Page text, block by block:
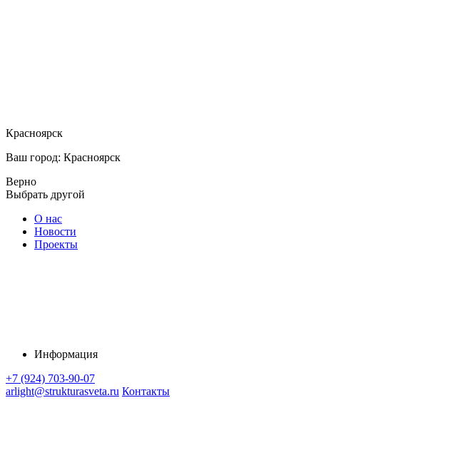
Красноярск
Ваш город: Красноярск
Верно
Выбрать другой
О нас
Новости
Проекты
Информация
+7 (924) 703-90-07
arlight@strukturasveta.ru Контакты